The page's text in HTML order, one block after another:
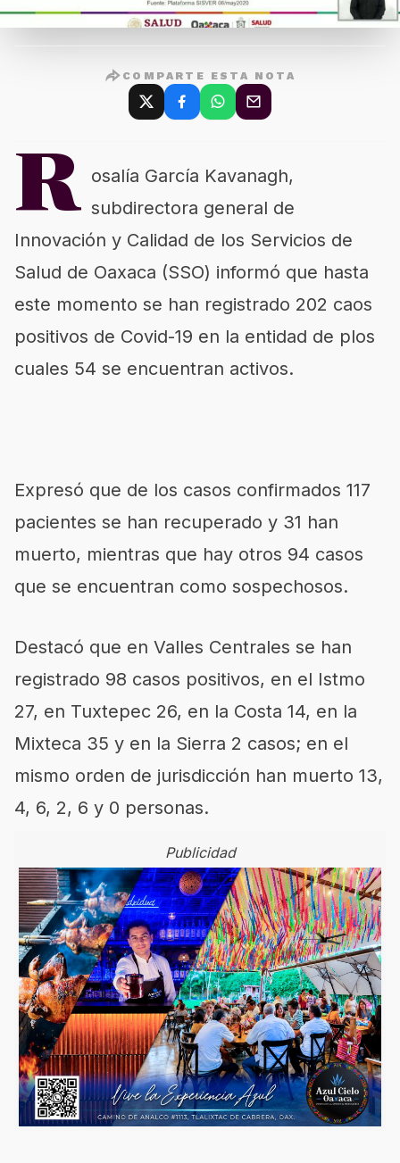
COMPARTE ESTA NOTA
R osalía García Kavanagh,
subdirectora general de
Innovación y Calidad de los Servicios de
Salud de Oaxaca (SSO) informó que hasta
este momento se han registrado 202 caos
positivos de Covid-19 en la entidad de plos
cuales 54 se encuentran activos.
Expresó que de los casos confirmados 117
pacientes se han recuperado y 31 han
muerto, mientras que hay otros 94 casos
que se encuentran como sospechosos.
Destacó que en Valles Centrales se han
registrado 98 casos positivos, en el Istmo
27, en Tuxtepec 26, en la Costa 14, en la
Mixteca 35 y en la Sierra 2 casos; en el
mismo orden de jurisdicción han muerto 13,
4, 6, 2, 6 y 0 personas.
Publicidad